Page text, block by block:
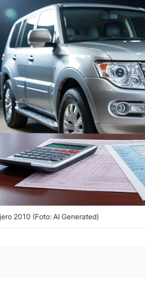
2010 (Foto: AI Generated)